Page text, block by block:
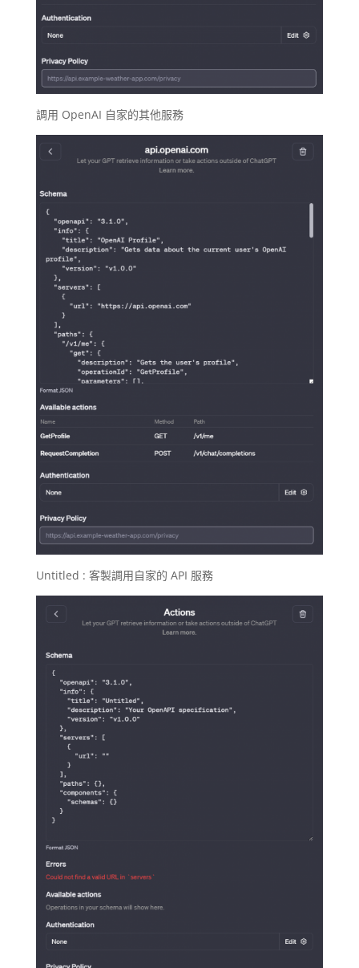
調用 OpenAI 自家的其他服務
Untitled : 客製調用自家的 API 服務